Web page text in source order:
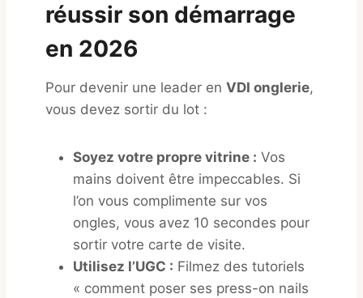
réussir son démarrage
en 2026
Pour devenir une leader en VDI onglerie,
vous devez sortir du lot :
Soyez votre propre vitrine : Vos
mains doivent être impeccables. Si
l’on vous complimente sur vos
ongles, vous avez 10 secondes pour
sortir votre carte de visite.
Utilisez l’UGC : Filmez des tutoriels
« comment poser ses press-on nails